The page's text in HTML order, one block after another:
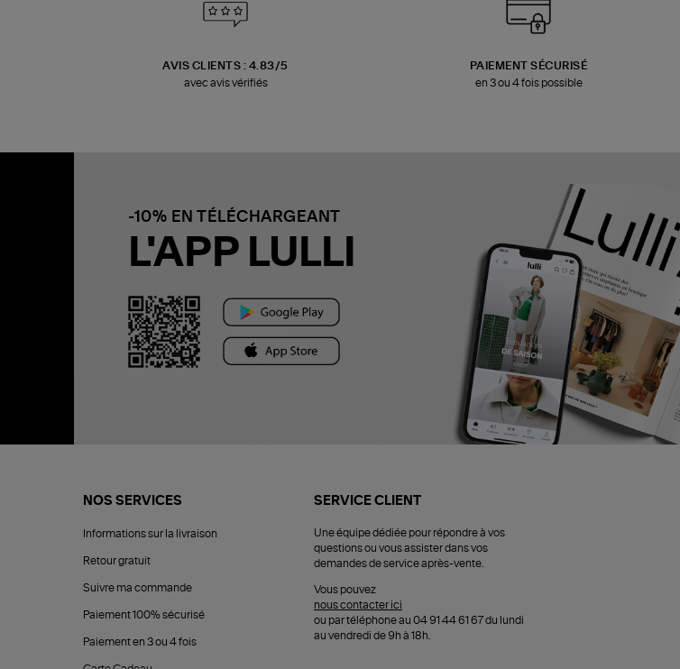
AVIS CLIENTS : 4.83/5
avec avis vérifiés
PAIEMENT SÉCURISÉ
en 3 ou 4 fois possible
-10% EN TÉLÉCHARGEANT
L'APP LULLI
NOS SERVICES
Informations sur la livraison
Retour gratuit
Suivre ma commande
Paiement 100% sécurisé
Paiement en 3 ou 4 fois
SERVICE CLIENT
Une équipe dédiée pour répondre à vos
questions ou vous assister dans vos
demandes de service après-vente.
Vous pouvez
nous contacter ici
ou par téléphone au 04 91 44 61 67 du lundi
au vendredi de 9h à 18h.